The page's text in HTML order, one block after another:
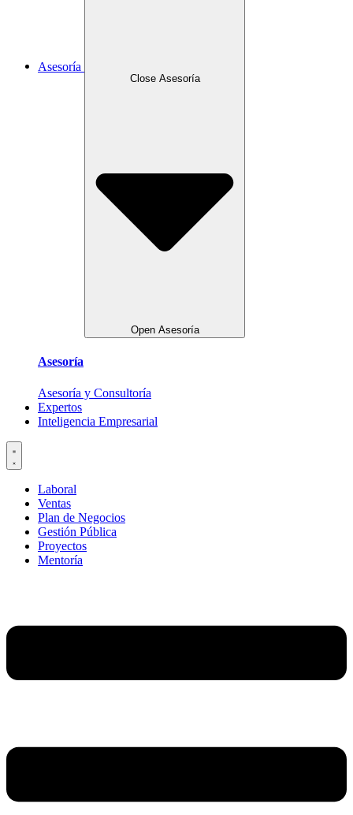
Asesoría
Close Asesoría
Open Asesoría
Asesoría
Asesoría y Consultoría
Expertos
Inteligencia Empresarial
Laboral
Ventas
Plan de Negocios
Gestión Pública
Proyectos
Mentoría